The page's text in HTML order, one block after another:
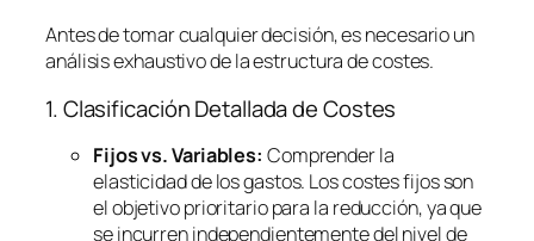
Antes de tomar cualquier decisión, es necesario un
análisis exhaustivo de la estructura de costes.
1. Clasificación Detallada de Costes
Fijos vs. Variables: Comprender la
elasticidad de los gastos. Los costes fijos son
el objetivo prioritario para la reducción, ya que
se incurren independientemente del nivel de